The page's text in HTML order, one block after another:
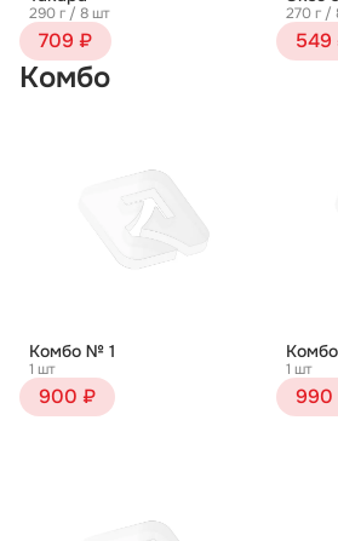
290 г / 8 шт
709 ₽
270 г /
549
Комбо
Комбо № 1
1 шт
900 ₽
1 шт
990